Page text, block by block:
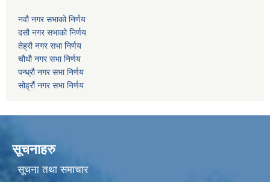
नवौ नगर सभाको निर्णय
दसौ नगर सभाको निर्णय
तेह्रौ नगर सभा निर्णय
चौधौ नगर सभा निर्णय
पन्ध्रौ नगर सभा निर्णय
सोह्रौं नगर सभा निर्णय
सूचनाहरु
सूचना तथा समाचार